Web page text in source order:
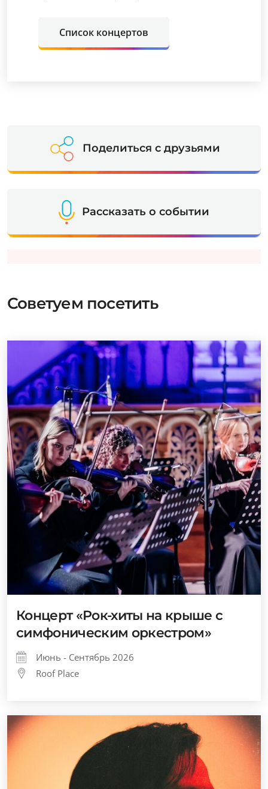
Список концертов
Поделиться с друзьями
Рассказать о событии
Советуем посетить
Концерт «Рок-хиты на крыше с
симфоническим оркестром»
Июнь - Сентябрь 2026
Roof Place